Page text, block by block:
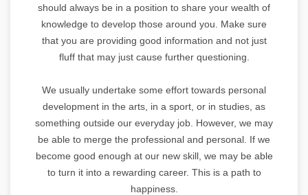
should always be in a position to share your wealth of
knowledge to develop those around you. Make sure
that you are providing good information and not just
fluff that may just cause further questioning.
We usually undertake some effort towards personal
development in the arts, in a sport, or in studies, as
something outside our everyday job. However, we may
be able to merge the professional and personal. If we
become good enough at our new skill, we may be able
to turn it into a rewarding career. This is a path to
happiness.